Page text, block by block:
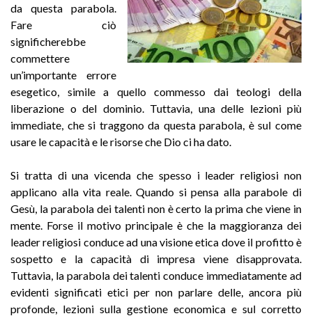
da questa parabola.
Fare ciò
significherebbe
commettere
un’importante errore
esegetico, simile a quello commesso dai teologi della
liberazione o del dominio. Tuttavia, una delle lezioni più
immediate, che si traggono da questa parabola, è sul come
usare le capacità e le risorse che Dio ci ha dato.
Si tratta di una vicenda che spesso i leader religiosi non
applicano alla vita reale. Quando si pensa alla parabole di
Gesù, la parabola dei talenti non è certo la prima che viene in
mente. Forse il motivo principale è che la maggioranza dei
leader religiosi conduce ad una visione etica dove il profitto è
sospetto e la capacità di impresa viene disapprovata.
Tuttavia, la parabola dei talenti conduce immediatamente ad
evidenti significati etici per non parlare delle, ancora più
profonde, lezioni sulla gestione economica e sul corretto